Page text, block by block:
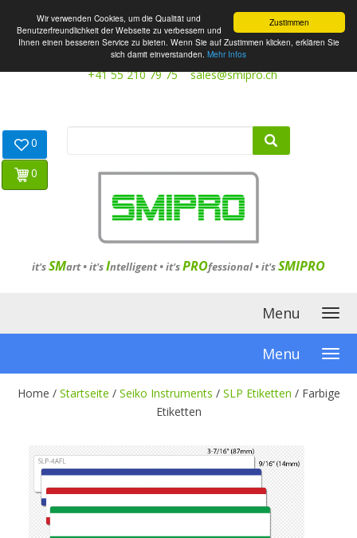
Zustimmen
Wir verwenden Cookies, um die Qualität und
Benutzerfreundlichkeit der Webseite zu verbessern und
Ihnen einen besseren Service zu bieten. Wenn Sie auf Zustimmen klicken, erklären Sie
sich damit einverstanden. Mehr Infos
+41 55 210 79 75 sales@smipro.ch
it'sSMart •it'sIntelligent•it'sPROfessional •it'sSMIPRO
0
0
Menu
Menu
Home / Startseite / Seiko Instruments / SLP Etiketten / Farbige
Etiketten